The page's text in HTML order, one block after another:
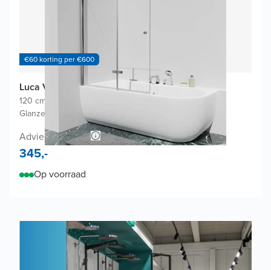
€60 korting per €600
Luca Varess Kuresa badwand
120 cm breed
Glanzend chroom profiel
Adviesprijs 690,-
345,-
Op voorraad